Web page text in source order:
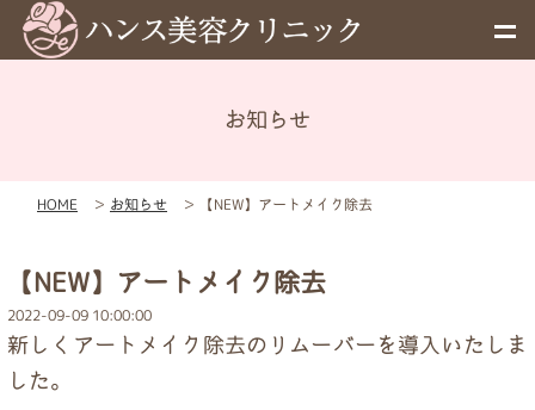
メニュー
予約
料金表
お知らせ
HOME ＞ お知らせ ＞ 【NEW】アートメイク除去
【NEW】アートメイク除去
2022-09-09 10:00:00
新しくアートメイク除去のリムーバーを導入いたしま
した。